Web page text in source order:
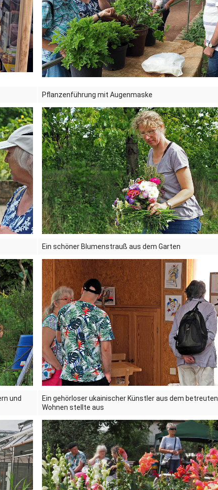
Gärtnerei
Feste und Veranstaltungen
Seminare, Termine
Ehrungen und Mitgliedschaften
Veröffentlchungen
Basarverkauf
Öffnungszeiten
Kontakt
Pflanzenführung mit Augenmaske
Ein schöner Blumenstrauß aus dem Garten
und
Ein gehörloser ukainischer Künstler aus dem betreuten
Wohnen stellte aus